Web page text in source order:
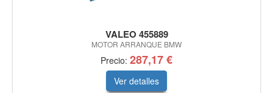
VALEO 455889
MOTOR ARRANQUE BMW
Precio: 287,17 €
Ver detalles